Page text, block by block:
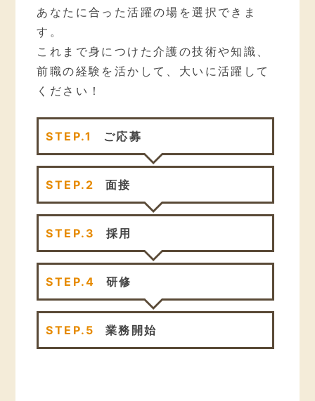
あなたに合った活躍の場を選択できま
す。
これまで身につけた介護の技術や知識、
前職の経験を活かして、大いに活躍して
ください！
STEP.1 ご応募
STEP.2 面接
STEP.3 採用
STEP.4 研修
STEP.5 業務開始